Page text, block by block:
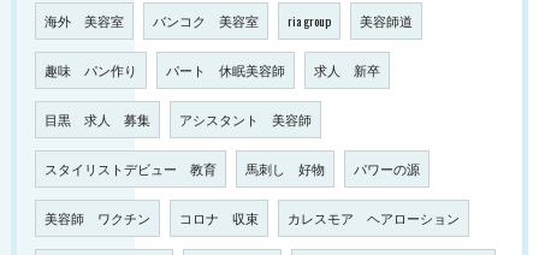
海外 美容室 バンコク 美容室 ria group 美容師道
趣味 パン作り パート 休眠美容師 求人 新卒
目黒 求人 募集 アシスタント 美容師
スタイリストデビュー 教育 馬刺し 好物 パワーの源
美容師 ワクチン コロナ 収束 カレスモア ヘアローション